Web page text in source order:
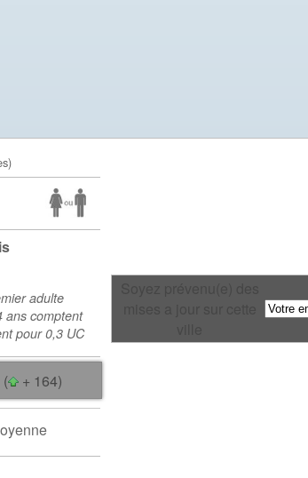
adulte
ans comptent
pour 0,3 UC
+ 164)